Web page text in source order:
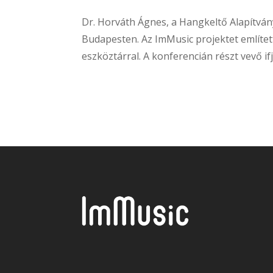
Dr. Horváth Ágnes, a Hangkeltő
Budapesten. Az ImMusic projektet
eszköztárral. A konferencián részt vevő